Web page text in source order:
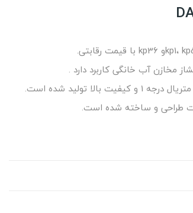
مخازن آب خانگی کاربرد دارد .
طراحی و ساخته شده است.